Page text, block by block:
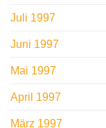
Juli 1997
Juni 1997
Mai 1997
April 1997
März 1997